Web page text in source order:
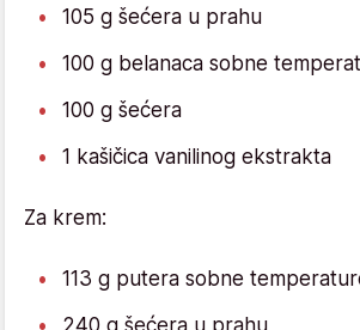
105 g šećera u prahu
100 g belanaca sobne
100 g šećera
1 kašičica vanilinog ekstrakta
Za krem:
113 g putera sobne
240 g šećera u prahu